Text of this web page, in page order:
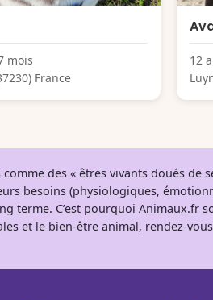
mois
France
12
des « êtres vivants doués de
besoins (physiologiques,
terme. C’est pourquoi Animaux.fr
et le bien-être animal, rendez-